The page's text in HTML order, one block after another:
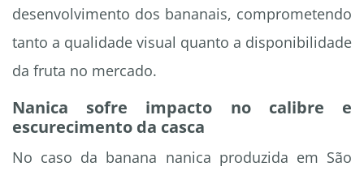
desenvolvimento dos bananais, comprometendo
tanto a qualidade visual quanto a disponibilidade
da fruta no mercado.
Nanica sofre impacto no calibre e
escurecimento da casca
No caso da banana nanica produzida em São